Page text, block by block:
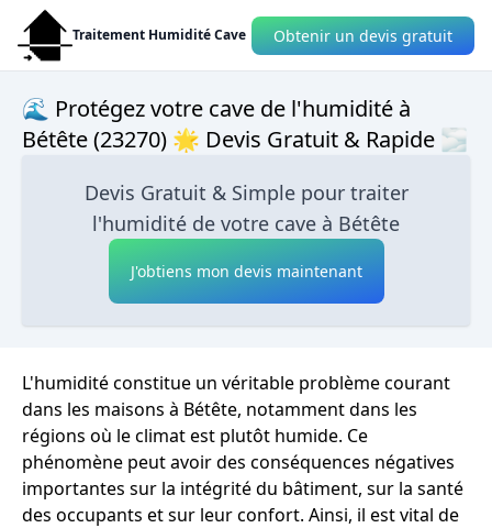
Traitement Humidité Cave Obtenir un devis gratuit
🌊 Protégez votre cave de l'humidité à
Bétête (23270) 🌟 Devis Gratuit & Rapide 🌫
Devis Gratuit & Simple pour traiter
l'humidité de votre cave à Bétête
J'obtiens mon devis maintenant
L'humidité constitue un véritable problème courant
dans les maisons à Bétête, notamment dans les
régions où le climat est plutôt humide. Ce
phénomène peut avoir des conséquences négatives
importantes sur la intégrité du bâtiment, sur la santé
des occupants et sur leur confort. Ainsi, il est vital de